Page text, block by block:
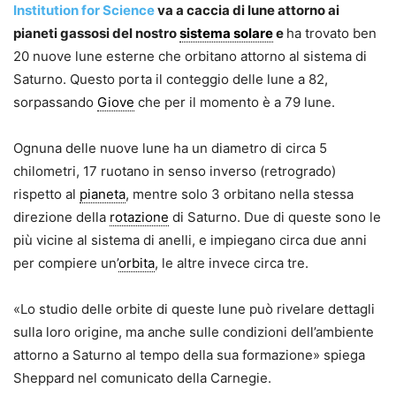
Institution for Scienceva a caccia di lune attorno ai
pianeti gassosi del nostrosistema solaree ha trovato ben
20 nuove lune esterne che orbitano attorno al sistema di
Saturno. Questo porta il conteggio delle lune a 82,
sorpassando Giove che per il momento è a 79 lune.
Ognuna delle nuove lune ha un diametro di circa 5
chilometri, 17 ruotano in senso inverso (retrogrado)
rispetto al pianeta, mentre solo 3 orbitano nella stessa
direzione della rotazione di Saturno. Due di queste sono le
più vicine al sistema di anelli, e impiegano circa due anni
per compiere un’orbita, le altre invece circa tre.
«Lo studio delle orbite di queste lune può rivelare dettagli
sulla loro origine, ma anche sulle condizioni dell’ambiente
attorno a Saturno al tempo della sua formazione» spiega
Sheppard nel comunicato della Carnegie.